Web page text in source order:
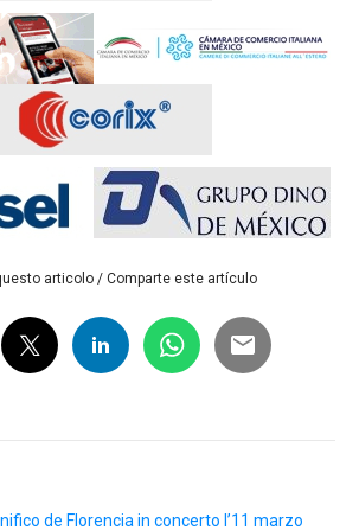
articolo / Comparte este artículo
de Florencia in concerto l’11 marzo